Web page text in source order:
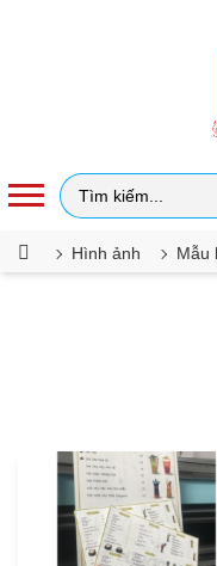
Hình ảnh Mẫu